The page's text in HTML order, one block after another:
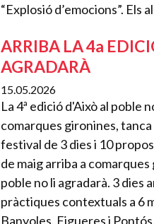
“Explosió d’emocions”. Els
ARRIBA LA 4a
AGRADARÀ
15.05.2026
La 4ª edició d'Això al poble
comarques gironines,
festival de 3 dies i 10
de maig arriba a
poble no li agradarà. 3 dies
pràctiques contextuals a 6
Banyoles, Figueres i